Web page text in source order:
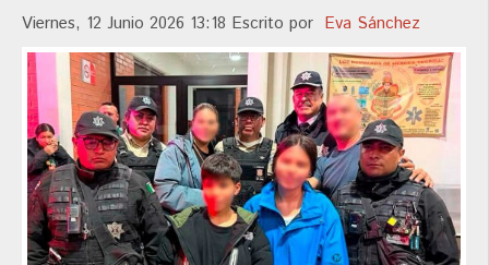
Viernes, 12 Junio 2026 13:18 Escrito por Eva Sánchez